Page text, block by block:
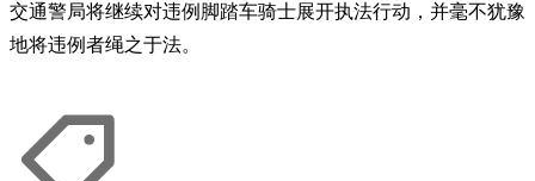
交通警局将继续对违例脚踏车骑士展开执法行动，并毫不犹豫
地将违例者绳之于法。